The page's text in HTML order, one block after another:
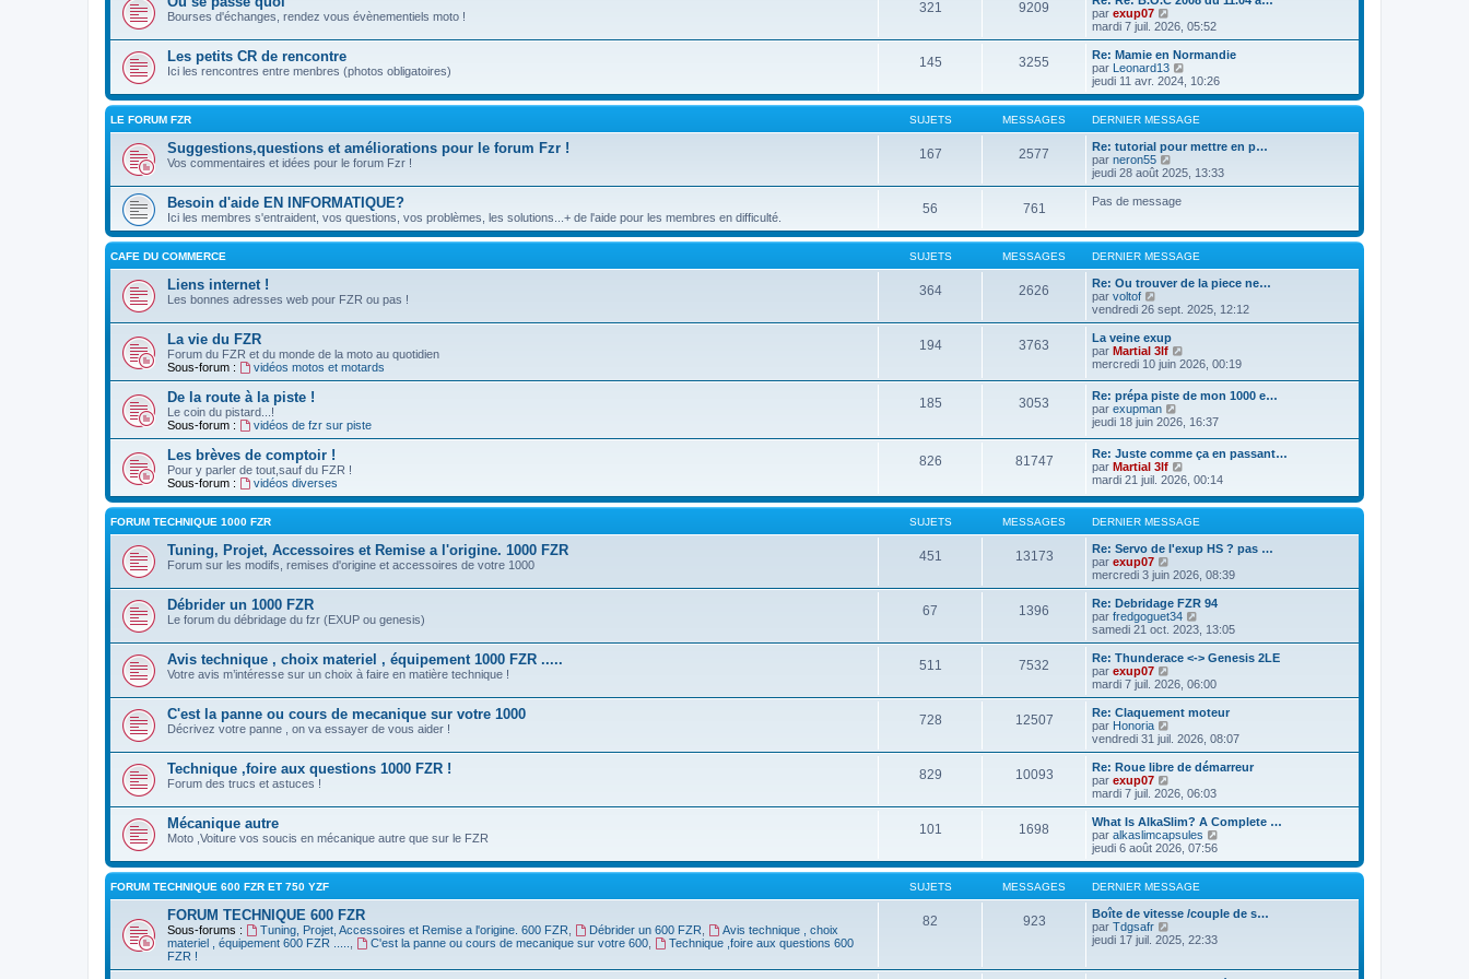
s
s
a
e
r
n
r
e
s
a
e
e
r
i
e
r
m
s
s
a
Bourses d'échanges, rendez vous évènementiels moto !
321 9209
par exup07
o
i
r
e
e
r
n
i
e
r
s
a
g
e
mardi 7 juil. 2026, 05:52
Les petits CR de rencontre
Ici les rencontres entre menbres (photos obligatoires)
145 3255
Re: Mamie en Normandie
par Leonard13
o
i
r
l
e
d
r
n
m
e
s
s
a
g
e
jeudi 11 avr. 2024, 10:26
LE FORUM FZR SUJETS MESSAGES DERNIER MESSAGE
Suggestions,questions et améliorations pour le forum Fzr !
Vos commentaires et idées pour le forum Fzr !
167 2577
Re: tutorial pour mettre en p…
par neron55
o
i
r
l
d
e
r
i
r
m
s
s
a
g
e
jeudi 28 août 2025, 13:33
Besoin d'aide EN INFORMATIQUE?
Ici les membres s'entraident, vos questions, vos problèmes, les solutions...+ de l'aide pour les membres en difficulté.
56 761 Pas de message
CAFE DU COMMERCE SUJETS MESSAGES DERNIER MESSAGE
Liens internet !
Les bonnes adresses web pour FZR ou pas !
364 2626
Re: Ou trouver de la piece ne…
par voltof
o
i
r
l
e
d
e
r
n
i
e
r
m
e
s
a
e
vendredi 26 sept. 2025, 12:12
La vie du FZR
Forum du FZR et du monde de la moto au quotidien
Sous-forum :
vidéos motos et motards
194 3763
La veine exup
par Martial 3lf
o
r
l
e
d
e
r
i
e
r
m
e
s
a
g
e
mercredi 10 juin 2026, 00:19
De la route à la piste !
Le coin du pistard...!
Sous-forum :
vidéos de fzr sur piste
185 3053
Re: prépa piste de mon 1000 e…
par exupman
o
l
e
d
e
r
n
i
e
m
e
s
s
a
g
e
jeudi 18 juin 2026, 16:37
Les brèves de comptoir !
Pour y parler de tout,sauf du FZR !
Sous-forum :
vidéos diverses
826 81747
Re: Juste comme ça en passant…
par Martial 3lf
o
r
l
d
e
r
n
i
e
r
m
e
s
a
g
e
mardi 21 juil. 2026, 00:14
FORUM TECHNIQUE 1000 FZR SUJETS MESSAGES DERNIER MESSAGE
Tuning, Projet, Accessoires et Remise a l'origine. 1000 FZR
Forum sur les modifs, remises d'origine et accessoires de votre 1000
451 13173
Re: Servo de l'exup HS ? pas …
par exup07
o
i
r
l
e
r
n
i
r
e
s
s
g
e
mercredi 3 juin 2026, 08:39
Débrider un 1000 FZR
Le forum du débridage du fzr (EXUP ou genesis)
67 1396
Re: Debridage FZR 94
par fredgoguet34
o
i
r
e
r
n
i
e
r
e
s
s
a
g
e
samedi 21 oct. 2023, 13:05
Avis technique , choix materiel , équipement 1000 FZR .....
Votre avis m’intéresse sur un choix à faire en matière technique !
511 7532
Re: Thunderace <-> Genesis 2LE
par exup07
o
i
r
e
r
n
i
r
m
e
s
a
e
mardi 7 juil. 2026, 06:00
C'est la panne ou cours de mecanique sur votre 1000
Décrivez votre panne , on va essayer de vous aider !
728 12507
Re: Claquement moteur
par Honoria
o
i
r
e
e
r
n
i
e
r
m
s
s
a
e
vendredi 31 juil. 2026, 08:07
Technique ,foire aux questions 1000 FZR !
Forum des trucs et astuces !
829 10093
Re: Roue libre de démarreur
par exup07
o
i
r
l
e
e
r
n
i
r
s
mardi 7 juil. 2026, 06:03
Mécanique autre
Moto ,Voiture vos soucis en mécanique autre que sur le FZR
101 1698
What Is AlkaSlim? A Complete …
par alkaslimcapsules
i
r
e
d
jeudi 6 août 2026, 07:56
FORUM TECHNIQUE 600 FZR ET 750 YZF SUJETS MESSAGES DERNIER MESSAGE
FORUM TECHNIQUE 600 FZR
Sous-forums : Tuning, Projet, Accessoires et Remise a l'origine. 600 FZR Débrider un 600 FZR
Avis technique , choix
materiel , équipement 600 FZR .....
C'est la panne ou cours de mecanique sur votre 600,
Technique ,foire aux questions 600
FZR !
82 923
Boîte de vitesse /couple de s…
par Tdgsafr
o
jeudi 17 juil. 2025, 22:33